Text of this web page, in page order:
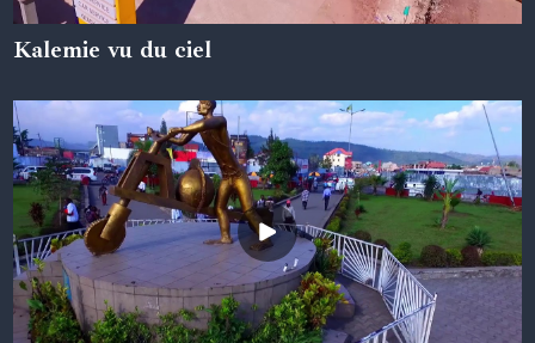
05 juin 2024
Kalemie vu du ciel